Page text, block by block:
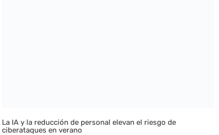
La IA y la reducción de personal elevan el riesgo de
ciberataques en verano